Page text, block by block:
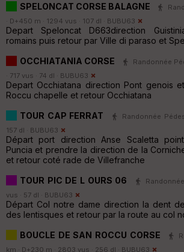
SPELONCAT CORSE BALAGNE
· D+450 m · 1294 vus · 107 dl · BUBU63
Depart Speloncat D663direction
romains puis retour par Ville di paraso et
OCCHIATANIA CORSE
Randonnée
· 717 vus · 74 dl · BUBU63
Depart Occhiatana direction Pont genois
Roccu chapelle et retour Occhiatana
TOUR CAP FERRAT
Randonnée
157 dl · BUBU63
Départ port direction Anse Scaletta
Puncia et prendre la direction de la
et retour coté rade de Villefranche
TOUR PIC DE L OURS 06
vus · 57 dl · BUBU63
Départ Col notre dame direction la dent
des lentisques et retour par la route au col
BOUCLE DE SAN ROCCU CORSE
km · D+230 m · 2803 vus · 256 dl · BUBU63